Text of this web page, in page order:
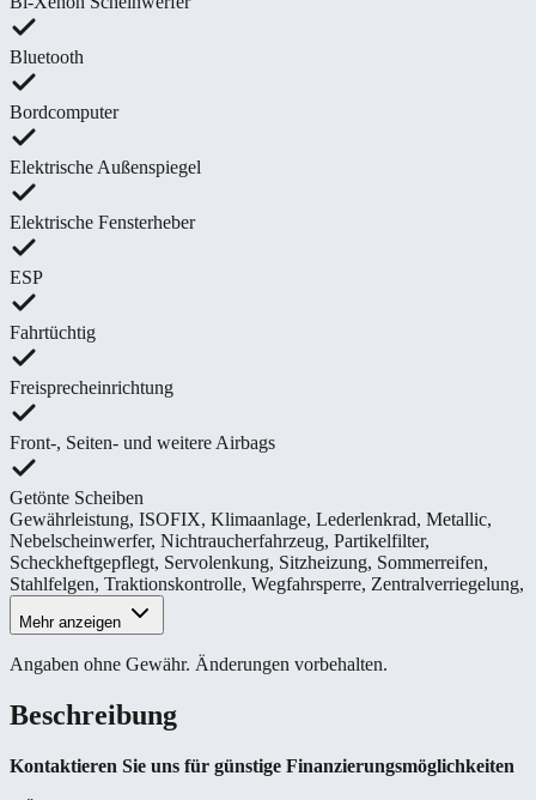
Bluetooth
Bordcomputer
Elektrische Außenspiegel
Elektrische Fensterheber
ESP
Fahrtüchtig
Freisprecheinrichtung
Front-, Seiten- und weitere Airbags
Getönte Scheiben
Gewährleistung, ISOFIX, Klimaanlage, Lederlenkrad, Metallic,
Nebelscheinwerfer, Nichtraucherfahrzeug, Partikelfilter,
Scheckheftgepflegt, Servolenkung, Sitzheizung, Sommerreifen,
Stahlfelgen, Traktionskontrolle, Wegfahrsperre, Zentralverriegelung,
Mehr anzeigen
Angaben ohne Gewähr. Änderungen vorbehalten.
Beschreibung
Kontaktieren Sie uns für günstige Finanzierungsmöglichkeiten